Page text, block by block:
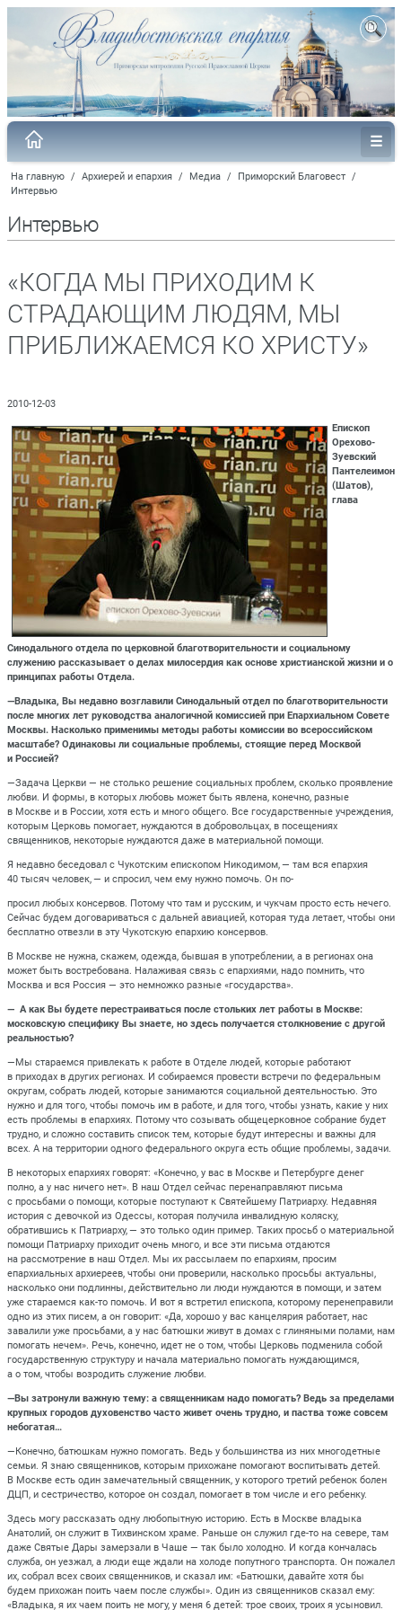
На главную / Архиерей и епархия / Медиа / Приморский Благовест /
Интервью
Интервью
«КОГДА МЫ ПРИХОДИМ К
СТРАДАЮЩИМ ЛЮДЯМ, МЫ
ПРИБЛИЖАЕМСЯ КО ХРИСТУ»
2010-12-03
Епископ
Орехово-
Зуевский
Пантелеимон
(Шатов),
глава
Синодального отдела по церковной благотворительности и социальному
служению рассказывает о делах милосердия как основе христианской жизни и о
принципах работы Отдела.
—Владыка, Вы недавно возглавили Синодальный отдел по благотворительности
после многих лет руководства аналогичной комиссией при Епархиальном Совете
Москвы. Насколько применимы методы работы комиссии во всероссийском
масштабе? Одинаковы ли социальные проблемы, стоящие перед Москвой
и Россией?
—Задача Церкви — не столько решение социальных проблем, сколько проявление
любви. И формы, в которых любовь может быть явлена, конечно, разные
в Москве и в России, хотя есть и много общего. Все государственные учреждения,
которым Церковь помогает, нуждаются в добровольцах, в посещениях
священников, некоторые нуждаются даже в материальной помощи.
Я недавно беседовал с Чукотским епископом Никодимом, — там вся епархия
40 тысяч человек, — и спросил, чем ему нужно помочь. Он по-
просил любых консервов. Потому что там и русским, и чукчам просто есть нечего.
Сейчас будем договариваться с дальней авиацией, которая туда летает, чтобы они
бесплатно отвезли в эту Чукотскую епархию консервов.
В Москве не нужна, скажем, одежда, бывшая в употреблении, а в регионах она
может быть востребована. Налаживая связь с епархиями, надо помнить, что
Москва и вся Россия — это немножко разные «государства».
— А как Вы будете перестраиваться после стольких лет работы в Москве:
московскую специфику Вы знаете, но здесь получается столкновение с другой
реальностью?
—Мы стараемся привлекать к работе в Отделе людей, которые работают
в приходах в других регионах. И собираемся провести встречи по федеральным
округам, собрать людей, которые занимаются социальной деятельностью. Это
нужно и для того, чтобы помочь им в работе, и для того, чтобы узнать, какие у них
есть проблемы в епархиях. Потому что созывать общецерковное собрание будет
трудно, и сложно составить список тем, которые будут интересны и важны для
всех. А на территории одного федерального округа есть общие проблемы, задачи.
В некоторых епархиях говорят: «Конечно, у вас в Москве и Петербурге денег
полно, а у нас ничего нет». В наш Отдел сейчас перенаправляют письма
с просьбами о помощи, которые поступают к Святейшему Патриарху. Недавняя
история с девочкой из Одессы, которая получила инвалидную коляску,
обратившись к Патриарху, — это только один пример. Таких просьб о материальной
помощи Патриарху приходит очень много, и все эти письма отдаются
на рассмотрение в наш Отдел. Мы их рассылаем по епархиям, просим
епархиальных архиереев, чтобы они проверили, насколько просьбы актуальны,
насколько они подлинны, действительно ли люди нуждаются в помощи, и затем
уже стараемся как-то помочь. И вот я встретил епископа, которому перенеправили
одно из этих писем, а он говорит: «Да, хорошо у вас канцелярия работает, нас
завалили уже просьбами, а у нас батюшки живут в домах с глиняными полами, нам
помогать нечем». Речь, конечно, идет не о том, чтобы Церковь подменила собой
государственную структуру и начала материально помогать нуждающимся,
а о том, чтобы возродить служение любви.
—Вы затронули важную тему: а священникам надо помогать? Ведь за пределами
крупных городов духовенство часто живет очень трудно, и паства тоже совсем
небогатая…
—Конечно, батюшкам нужно помогать. Ведь у большинства из них многодетные
семьи. Я знаю священников, которым прихожане помогают воспитывать детей.
В Москве есть один замечательный священник, у которого третий ребенок болен
ДЦП, и сестричество, которое он создал, помогает в том числе и его ребенку.
Здесь могу рассказать одну любопытную историю. Есть в Москве владыка
Анатолий, он служит в Тихвинском храме. Раньше он служил где-то на севере, там
даже Святые Дары замерзали в Чаше — так было холодно. И когда кончалась
служба, он уезжал, а люди еще ждали на холоде попутного транспорта. Он пожалел
их, собрал всех своих священников, и сказал им: «Батюшки, давайте хотя бы
будем прихожан поить чаем после службы». Один из священников сказал ему:
«Владыка, я их чаем поить не могу, у меня 6 детей: трое своих, троих я усыновил.